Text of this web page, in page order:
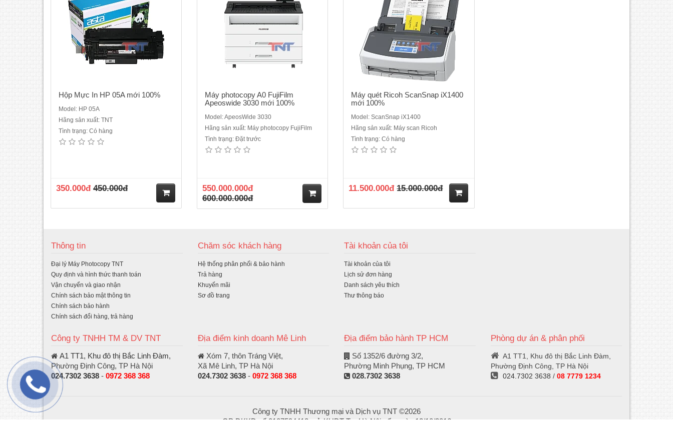
hà
ng
Hộp Mực In HP 05A mới 100%
Model: HP 05A
Hãng sản xuất: TNT
Tình trạng: Có hàng
350.000đ 450.000đ
Máy photocopy A0 FujiFilm
Apeoswide 3030 mới 100%
Model: ApeosWide 3030
Hãng sản xuất: Máy photocopy FujiFilm
Tình trạng: Đặt trước
550.000.000đ
600.000.000đ
Máy quét Ricoh ScanSnap iX1400
mới 100%
Model: ScanSnap iX1400
Hãng sản xuất: Máy scan Ricoh
Tình trạng: Có hàng
11.500.000đ 15.000.000đ
Thông tin
Đại lý Máy Photocopy TNT
Quy định và hình thức thanh toán
Vận chuyển và giao nhận
Chính sách bảo mật thông tin
Chính sách bảo hành
Chính sách đổi hàng, trả hàng
Chăm sóc khách hàng
Hệ thống phân phối & bảo hành
Trả hàng
Khuyến mãi
Sơ đồ trang
Tài khoản của tôi
Tài khoản của tôi
Lịch sử đơn hàng
Danh sách yêu thích
Thư thông báo
Công ty TNHH TM & DV TNT
A1 TT1, Khu đô thị Bắc Linh Đàm,
Phường Định Công, TP Hà Nội
024.7302 3638 - 0972 368 368
Địa điểm kinh doanh Mê Linh
Xóm 7, thôn Tráng Việt,
Xã Mê Linh, TP Hà Nội
024.7302 3638- 0972 368 368
Địa điểm bảo hành TP HCM
Số 1352/6 đường 3/2,
Phường Minh Phụng, TP HCM
028.7302 3638
Phòng dự án & phân phối
A1 TT1, Khu đô thị Bắc Linh Đàm,
Phường Định Công, TP Hà Nội
024.7302 3638 / 08 7779 1234
Công ty TNHH Thương mại và Dịch vụ TNT ©2026
GP ĐKKD số 0107594412, sở KHĐT Tp. Hà Nội cấp ngày 12/10/2016